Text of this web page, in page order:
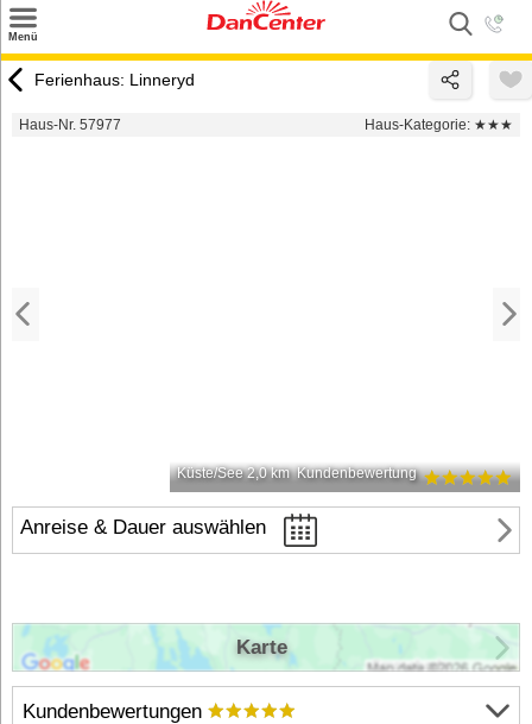
Menü
Urlaubsziele
Ferienhaus: Linneryd
Haus-Nr. 57977 Haus-Kategorie: ★★★
Küste/See 2,0 km Kundenbewertung
Anreise & Dauer auswählen
Kundenbewertungen
Karte